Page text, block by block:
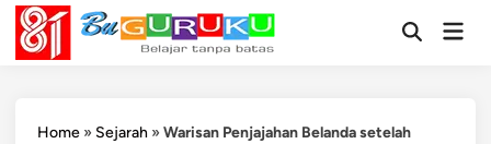
Skip
content
OpenMain
Home » Sejarah »Warisan Penjajahan Belanda setelah